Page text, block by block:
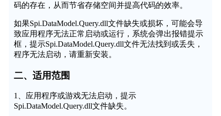
码的存在，从而节省存储空间并提高代码的效率。
如果Spi.DataModel.Query.dll文件缺失或损坏，可能会导
致应用程序无法正常启动或运行，系统会弹出报错提示
框，提示Spi.DataModel.Query.dll文件无法找到或丢失，
程序无法启动，请重新安装。
二、适用范围
1、应用程序或游戏无法启动，提示
Spi.DataModel.Query.dll文件缺失。